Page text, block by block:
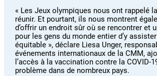
« Les Jeux olympiques nous ont rappelé
réunir. Et pourtant, ils nous montrent
d’offrir un endroit sûr où se rencontrer et
pour les gens du monde entier d’y
équitable », déclare Liesa Unger,
événements internationaux de la CMM,
l’accès à la vaccination contre la COVID-
problème dans de nombreux pays.